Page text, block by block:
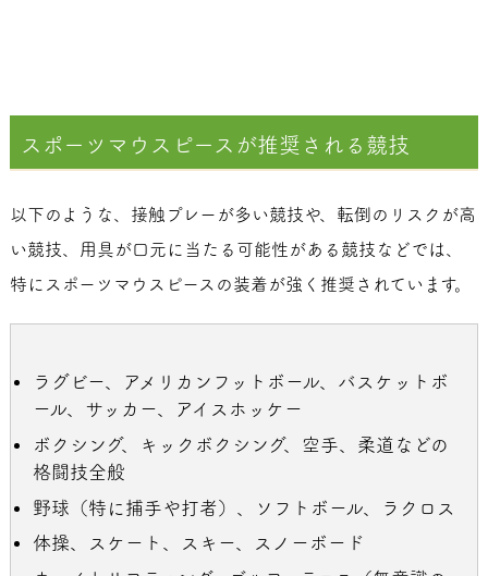
スポーツマウスピースが推奨される競技
以下のような、接触プレーが多い競技や、転倒のリスクが高
い競技、用具が口元に当たる可能性がある競技などでは、
特にスポーツマウスピースの装着が強く推奨されています。
ラグビー、アメリカンフットボール、バスケットボ
ール、サッカー、アイスホッケー
ボクシング、キックボクシング、空手、柔道などの
格闘技全般
野球（特に捕手や打者）、ソフトボール、ラクロス
体操、スケート、スキー、スノーボード